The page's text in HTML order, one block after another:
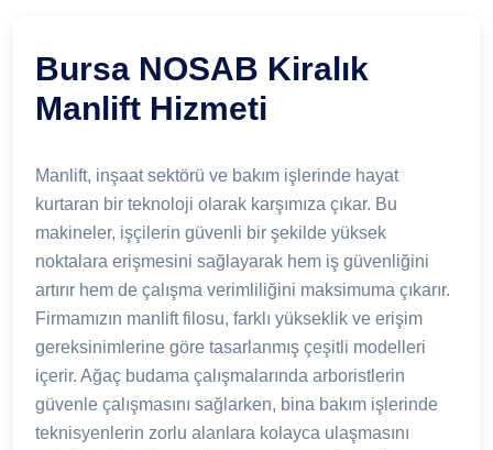
Bursa NOSAB Kiralık
Manlift Hizmeti
Manlift, inşaat sektörü ve bakım işlerinde hayat
kurtaran bir teknoloji olarak karşımıza çıkar. Bu
makineler, işçilerin güvenli bir şekilde yüksek
noktalara erişmesini sağlayarak hem iş güvenliğini
artırır hem de çalışma verimliliğini maksimuma çıkarır.
Firmamızın manlift filosu, farklı yükseklik ve erişim
gereksinimlerine göre tasarlanmış çeşitli modelleri
içerir. Ağaç budama çalışmalarında arboristlerin
güvenle çalışmasını sağlarken, bina bakım işlerinde
teknisyenlerin zorlu alanlara kolayca ulaşmasını